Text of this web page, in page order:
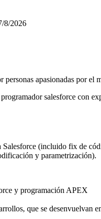
8/2026
apasionadas por
salesforce
Salesforce (incluido fix de
y parametrización).
y programación APEX
que se